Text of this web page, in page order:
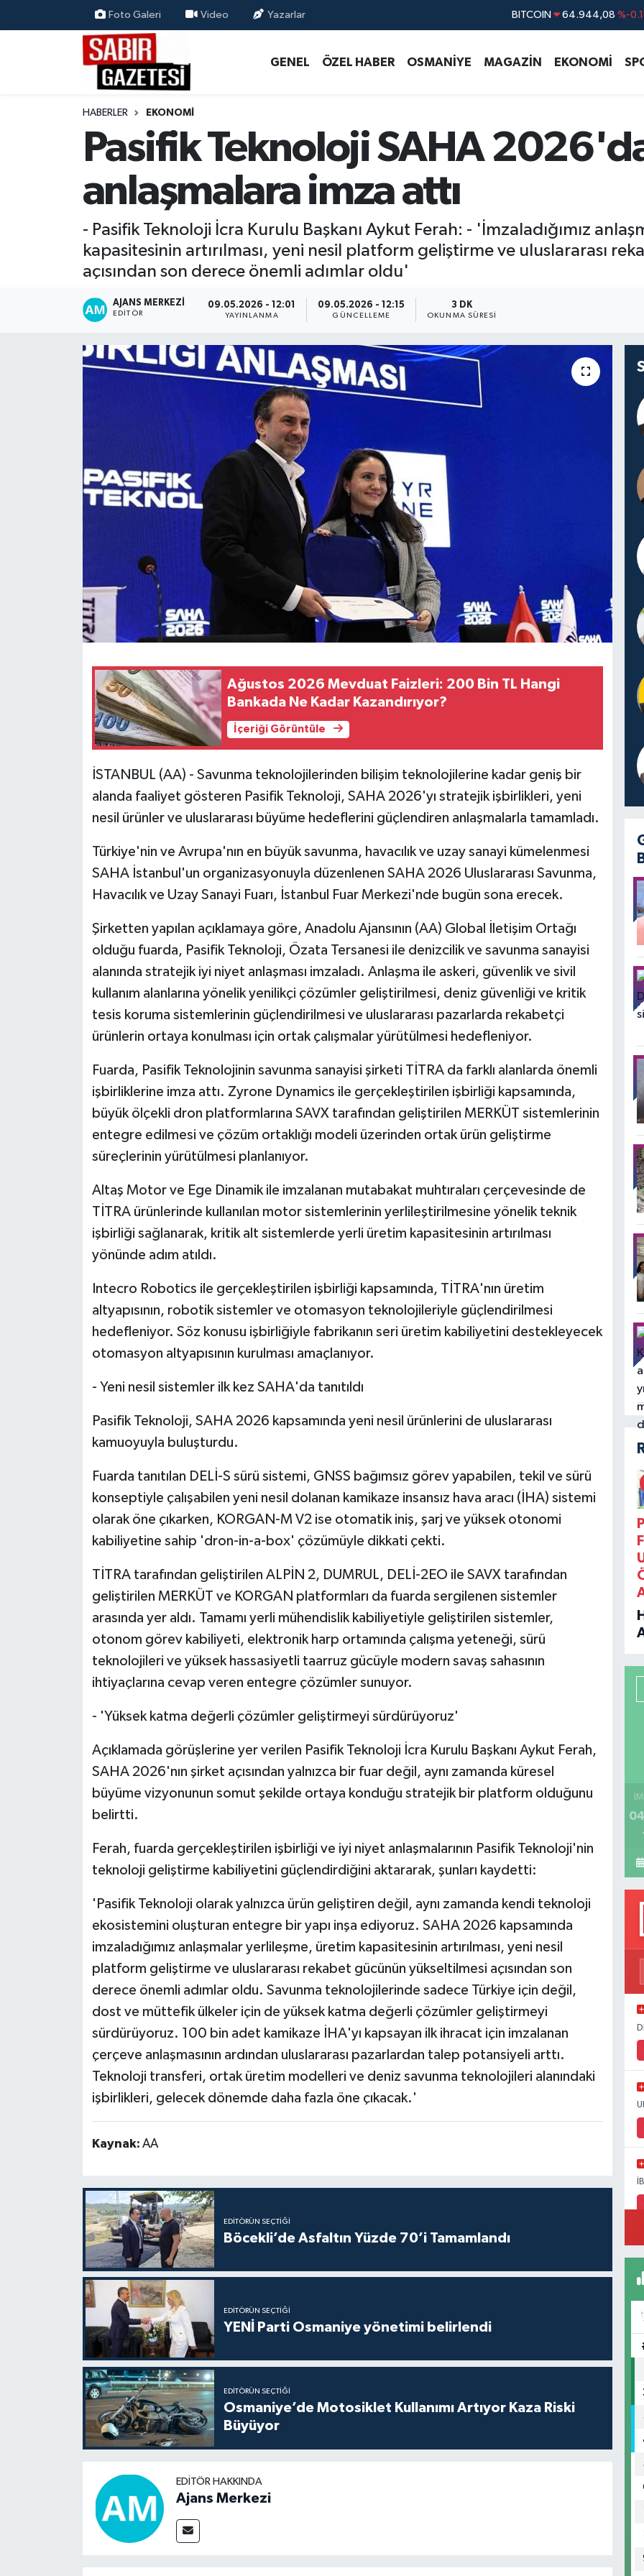
Foto Galeri Video Yazarlar DOLAR 47,7436
STERLİN 64,4811
BITCOIN 64.944,08 %-
GENEL ÖZEL HABER OSMANİYE MAGAZİN EKONOMİ
HABERLER EKONOMI
Pasifik Teknoloji SAHA
anlaşmalara imza attı
- Pasifik Teknoloji İcra Kurulu Başkanı Aykut Ferah: - 'İmzaladığımız
kapasitesinin artırılması, yeni nesil platform geliştirme ve uluslararası
açısından son derece önemli adımlar oldu'
AJANS MERKEZI
EDITÖR
09.05.2026 - 12:01
YAYINLANMA
09.05.2026 - 12:15
GÜNCELLEME
3 DK
OKUNMA SÜRESI
Ağustos 2026 Mevduat Faizleri: 200 Bin TL Hangi
Bankada Ne Kadar Kazandırıyor?
İçeriği Görüntüle
İSTANBUL (AA) - Savunma teknolojilerinden bilişim teknolojilerine kadar geniş bir
alanda faaliyet gösteren Pasifik Teknoloji, SAHA 2026'yı stratejik işbirlikleri, yeni
nesil ürünler ve uluslararası büyüme hedeflerini güçlendiren anlaşmalarla tamamladı.
Türkiye'nin ve Avrupa'nın en büyük savunma, havacılık ve uzay sanayi kümelenmesi
SAHA İstanbul'un organizasyonuyla düzenlenen SAHA 2026 Uluslararası Savunma,
Havacılık ve Uzay Sanayi Fuarı, İstanbul Fuar Merkezi'nde bugün sona erecek.
Şirketten yapılan açıklamaya göre, Anadolu Ajansının (AA) Global İletişim Ortağı
olduğu fuarda, Pasifik Teknoloji, Özata Tersanesi ile denizcilik ve savunma sanayisi
alanında stratejik iyi niyet anlaşması imzaladı. Anlaşma ile askeri, güvenlik ve sivil
kullanım alanlarına yönelik yenilikçi çözümler geliştirilmesi, deniz güvenliği ve kritik
tesis koruma sistemlerinin güçlendirilmesi ve uluslararası pazarlarda rekabetçi
ürünlerin ortaya konulması için ortak çalışmalar yürütülmesi hedefleniyor.
Fuarda, Pasifik Teknolojinin savunma sanayisi şirketi TİTRA da farklı alanlarda önemli
işbirliklerine imza attı. Zyrone Dynamics ile gerçekleştirilen işbirliği kapsamında,
büyük ölçekli dron platformlarına SAVX tarafından geliştirilen MERKÜT sistemlerinin
entegre edilmesi ve çözüm ortaklığı modeli üzerinden ortak ürün geliştirme
süreçlerinin yürütülmesi planlanıyor.
Altaş Motor ve Ege Dinamik ile imzalanan mutabakat muhtıraları çerçevesinde de
TİTRA ürünlerinde kullanılan motor sistemlerinin yerlileştirilmesine yönelik teknik
işbirliği sağlanarak, kritik alt sistemlerde yerli üretim kapasitesinin artırılması
yönünde adım atıldı.
Intecro Robotics ile gerçekleştirilen işbirliği kapsamında, TİTRA'nın üretim
altyapısının, robotik sistemler ve otomasyon teknolojileriyle güçlendirilmesi
hedefleniyor. Söz konusu işbirliğiyle fabrikanın seri üretim kabiliyetini destekleyecek
otomasyon altyapısının kurulması amaçlanıyor.
- Yeni nesil sistemler ilk kez SAHA'da tanıtıldı
Pasifik Teknoloji, SAHA 2026 kapsamında yeni nesil ürünlerini de uluslararası
kamuoyuyla buluşturdu.
Fuarda tanıtılan DELİ-S sürü sistemi, GNSS bağımsız görev yapabilen, tekil ve sürü
konseptiyle çalışabilen yeni nesil dolanan kamikaze insansız hava aracı (İHA) sistemi
olarak öne çıkarken, KORGAN-M V2 ise otomatik iniş, şarj ve yüksek otonomi
kabiliyetine sahip 'dron-in-a-box' çözümüyle dikkati çekti.
TİTRA tarafından geliştirilen ALPİN 2, DUMRUL, DELİ-2EO ile SAVX tarafından
geliştirilen MERKÜT ve KORGAN platformları da fuarda sergilenen sistemler
arasında yer aldı. Tamamı yerli mühendislik kabiliyetiyle geliştirilen sistemler,
otonom görev kabiliyeti, elektronik harp ortamında çalışma yeteneği, sürü
teknolojileri ve yüksek hassasiyetli taarruz gücüyle modern savaş sahasının
ihtiyaçlarına cevap veren entegre çözümler sunuyor.
- 'Yüksek katma değerli çözümler geliştirmeyi sürdürüyoruz'
Açıklamada görüşlerine yer verilen Pasifik Teknoloji İcra Kurulu Başkanı Aykut Ferah,
SAHA 2026'nın şirket açısından yalnızca bir fuar değil, aynı zamanda küresel
büyüme vizyonunun somut şekilde ortaya konduğu stratejik bir platform olduğunu
belirtti.
Ferah, fuarda gerçekleştirilen işbirliği ve iyi niyet anlaşmalarının Pasifik Teknoloji'nin
teknoloji geliştirme kabiliyetini güçlendirdiğini aktararak, şunları kaydetti:
'Pasifik Teknoloji olarak yalnızca ürün geliştiren değil, aynı zamanda kendi teknoloji
ekosistemini oluşturan entegre bir yapı inşa ediyoruz. SAHA 2026 kapsamında
imzaladığımız anlaşmalar yerlileşme, üretim kapasitesinin artırılması, yeni nesil
platform geliştirme ve uluslararası rekabet gücünün yükseltilmesi açısından son
derece önemli adımlar oldu. Savunma teknolojilerinde sadece Türkiye için değil,
dost ve müttefik ülkeler için de yüksek katma değerli çözümler geliştirmeyi
sürdürüyoruz. 100 bin adet kamikaze İHA'yı kapsayan ilk ihracat için imzalanan
çerçeve anlaşmasının ardından uluslararası pazarlardan talep potansiyeli arttı.
Teknoloji transferi, ortak üretim modelleri ve deniz savunma teknolojileri alanındaki
işbirlikleri, gelecek dönemde daha fazla öne çıkacak.'
Kaynak: AA
EDITÖRÜN SEÇTIĞI
Böcekli’de Asfaltın Yüzde 70’i Tamamlandı
EDITÖRÜN SEÇTIĞI
YENİ Parti Osmaniye yönetimi belirlendi
EDITÖRÜN SEÇTIĞI
Osmaniye’de Motosiklet Kullanımı Artıyor Kaza Riski
Büyüyor
EDITÖR HAKKINDA
Ajans Merkezi
ÖZEL HABER
MAGAZİN
EKONOMİ
RESMİ İLANLAR
Osmaniye Nöbetçi Eczaneler
Osmaniye Hava Durumu
Osmaniye Trafik Yoğunluk Haritası
Süper Lig Puan Durumu ve Fikstür
Tüm Manşetler
Son Dakika Haberleri
Haber Arşivi